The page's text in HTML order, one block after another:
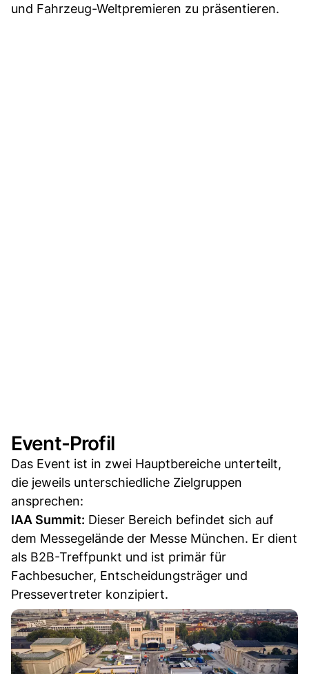
und Fahrzeug-Weltpremieren zu präsentieren.
Event-Profil
Das Event ist in zwei Hauptbereiche unterteilt,
die jeweils unterschiedliche Zielgruppen
ansprechen:
IAA Summit: Dieser Bereich befindet sich auf
dem Messegelände der Messe München. Er dient
als B2B-Treffpunkt und ist primär für
Fachbesucher, Entscheidungsträger und
Pressevertreter konzipiert.